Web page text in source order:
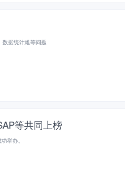
据统计难等问题
等共同上榜
举办。